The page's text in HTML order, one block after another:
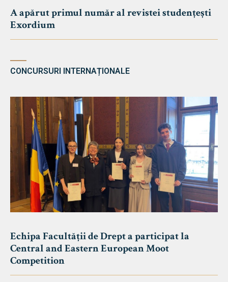
A apărut primul număr al revistei studențești
Exordium
CONCURSURI INTERNAȚIONALE
Echipa Facultății de Drept a participat la
Central and Eastern European Moot
Competition